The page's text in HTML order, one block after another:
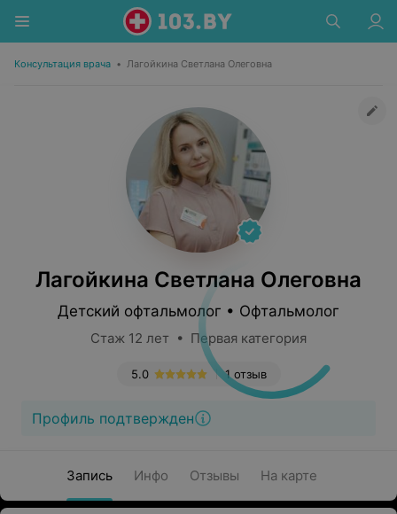
Консультация врача • Лагойкина Светлана Олеговна
Лагойкина Светлана Олеговна
Детский офтальмолог • Офтальмолог
Стаж 12 лет • Первая категория
1 отзыв
5.0
Профиль подтвержден
Запись Инфо Отзывы На карте